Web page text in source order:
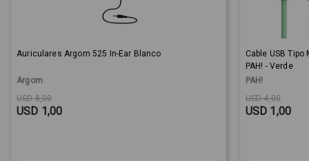
Auriculares Argom 525 In-Ear Blanco
Argom
Original price:
USD 8,00
Sale Price:
USD 1,00
Cable USB Tipo
PAH! - Verde
PAH!
Original
USD 4,00
Sale Price:
USD 1,00